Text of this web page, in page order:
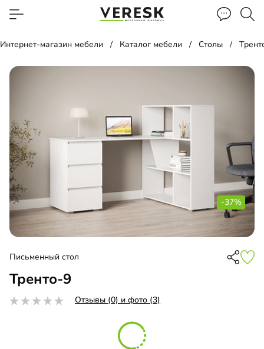
Интернет-магазин мебели Каталог мебели Столы
-37%
Письменный стол
Тренто-9
Отзывы (0) и фото (3)